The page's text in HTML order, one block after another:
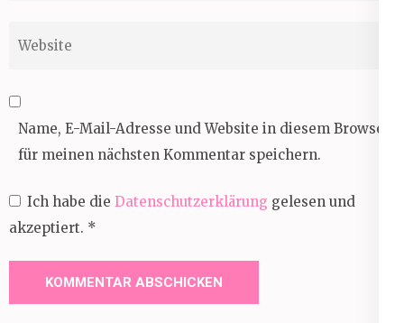
Name, E-Mail-Adresse und Website in diesem Browser
für meinen nächsten Kommentar speichern.
Ich habe die Datenschutzerklärung gelesen und
akzeptiert. *